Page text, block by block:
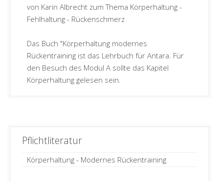
von Karin Albrecht zum Thema Körperhaltung -
Fehlhaltung - Rückenschmerz
Das Buch "Körperhaltung modernes
Rückentraining ist das Lehrbuch für Antara. Für
den Besuch des Modul A sollte das Kapitel
Körperhaltung gelesen sein.
Pflichtliteratur
Körperhaltung - Modernes Rückentraining